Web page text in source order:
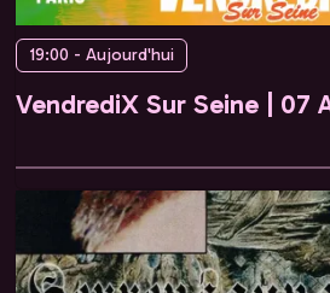
19:00 - Aujourd'hui
VendrediX Sur Seine | 07